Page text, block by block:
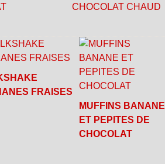
CHOCOLAT CHAUD
FRAISES
MUFFINS BANANE
ET PEPITES DE
CHOCOLAT